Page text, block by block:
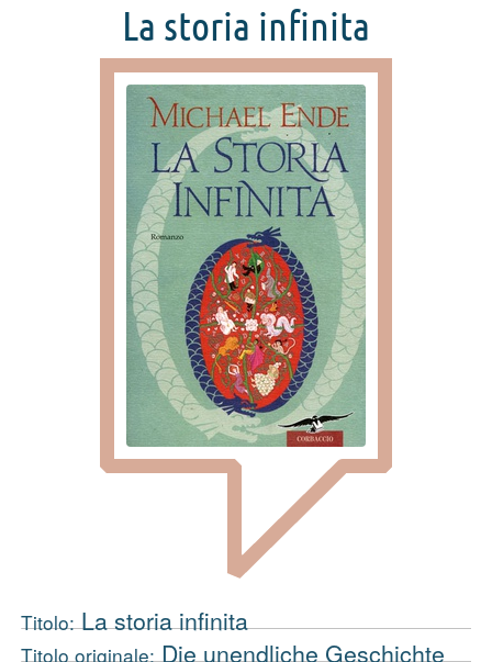
La storia infinita
Titolo:La storia infinita
Titolo originale:Die unendliche Geschichte